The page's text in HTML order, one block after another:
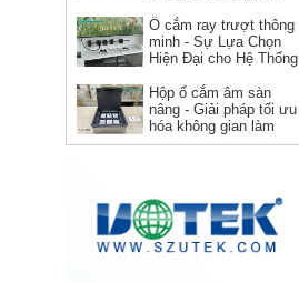
chịu tải 20A cho server và UPS
Giá: Liên hệ
Ổ cắm ray trượt thông
minh - Sự Lựa Chọn
Hiện Đại cho Hệ Thống
Hộp ổ cắm âm sàn
nâng - Giải pháp tối ưu
hóa không gian làm
việc